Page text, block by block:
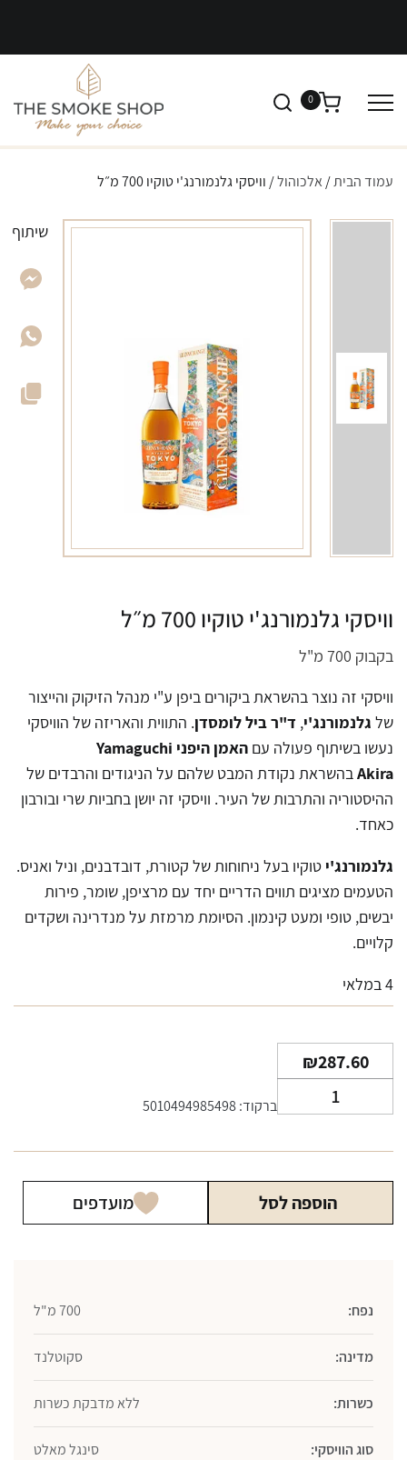
0
עמוד הבית/ אלכוהול/ וויסקי גלנמורנג'י טוקיו 700 מ״ל
וויסקי גלנמורנג'י טוקיו 700 מ״ל
בקבוק 700 מ"ל
וויסקי זה נוצר בהשראת ביקורים ביפן ע"י מנהל הזיקוק והייצור
של גלנמורנג'י, ד"ר ביל לומסדן. התווית והאריזה של הוויסקי
נעשו בשיתוף פעולה עם
האמן היפני Yamaguchi
Akiraבהשראת נקודת המבט שלהם על הניגודים והרבדים של
ההיסטוריה והתרבות של העיר. וויסקי זה יושן בחביות שרי ובורבון
כאחד.
גלנמורנג'י טוקיו בעל ניחוחות של קטורת, דובדבנים, וניל ואניס.
הטעמים מציגים תווים הדריים יחד עם מרציפן, שומר, פירות
יבשים, טופי ומעט קינמון. הסיומת מרמזת על מנדרינה ושקדים
קלויים.
4 במלאי
₪287.60
של
ברקוד: 5010494985498
הוספה לסל מועדפים
נפח: 700 מ"ל
מדינה: סקוטלנד
כשרות: ללא מדבקת כשרות
סוג הוויסקי: סינגל מאלט
שיתוף